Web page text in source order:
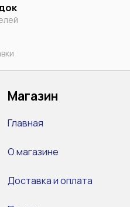
Магазин
Главная
О магазине
Доставка и оплата